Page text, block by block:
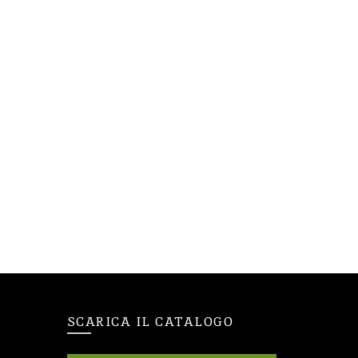
SCARICA IL CATALOGO